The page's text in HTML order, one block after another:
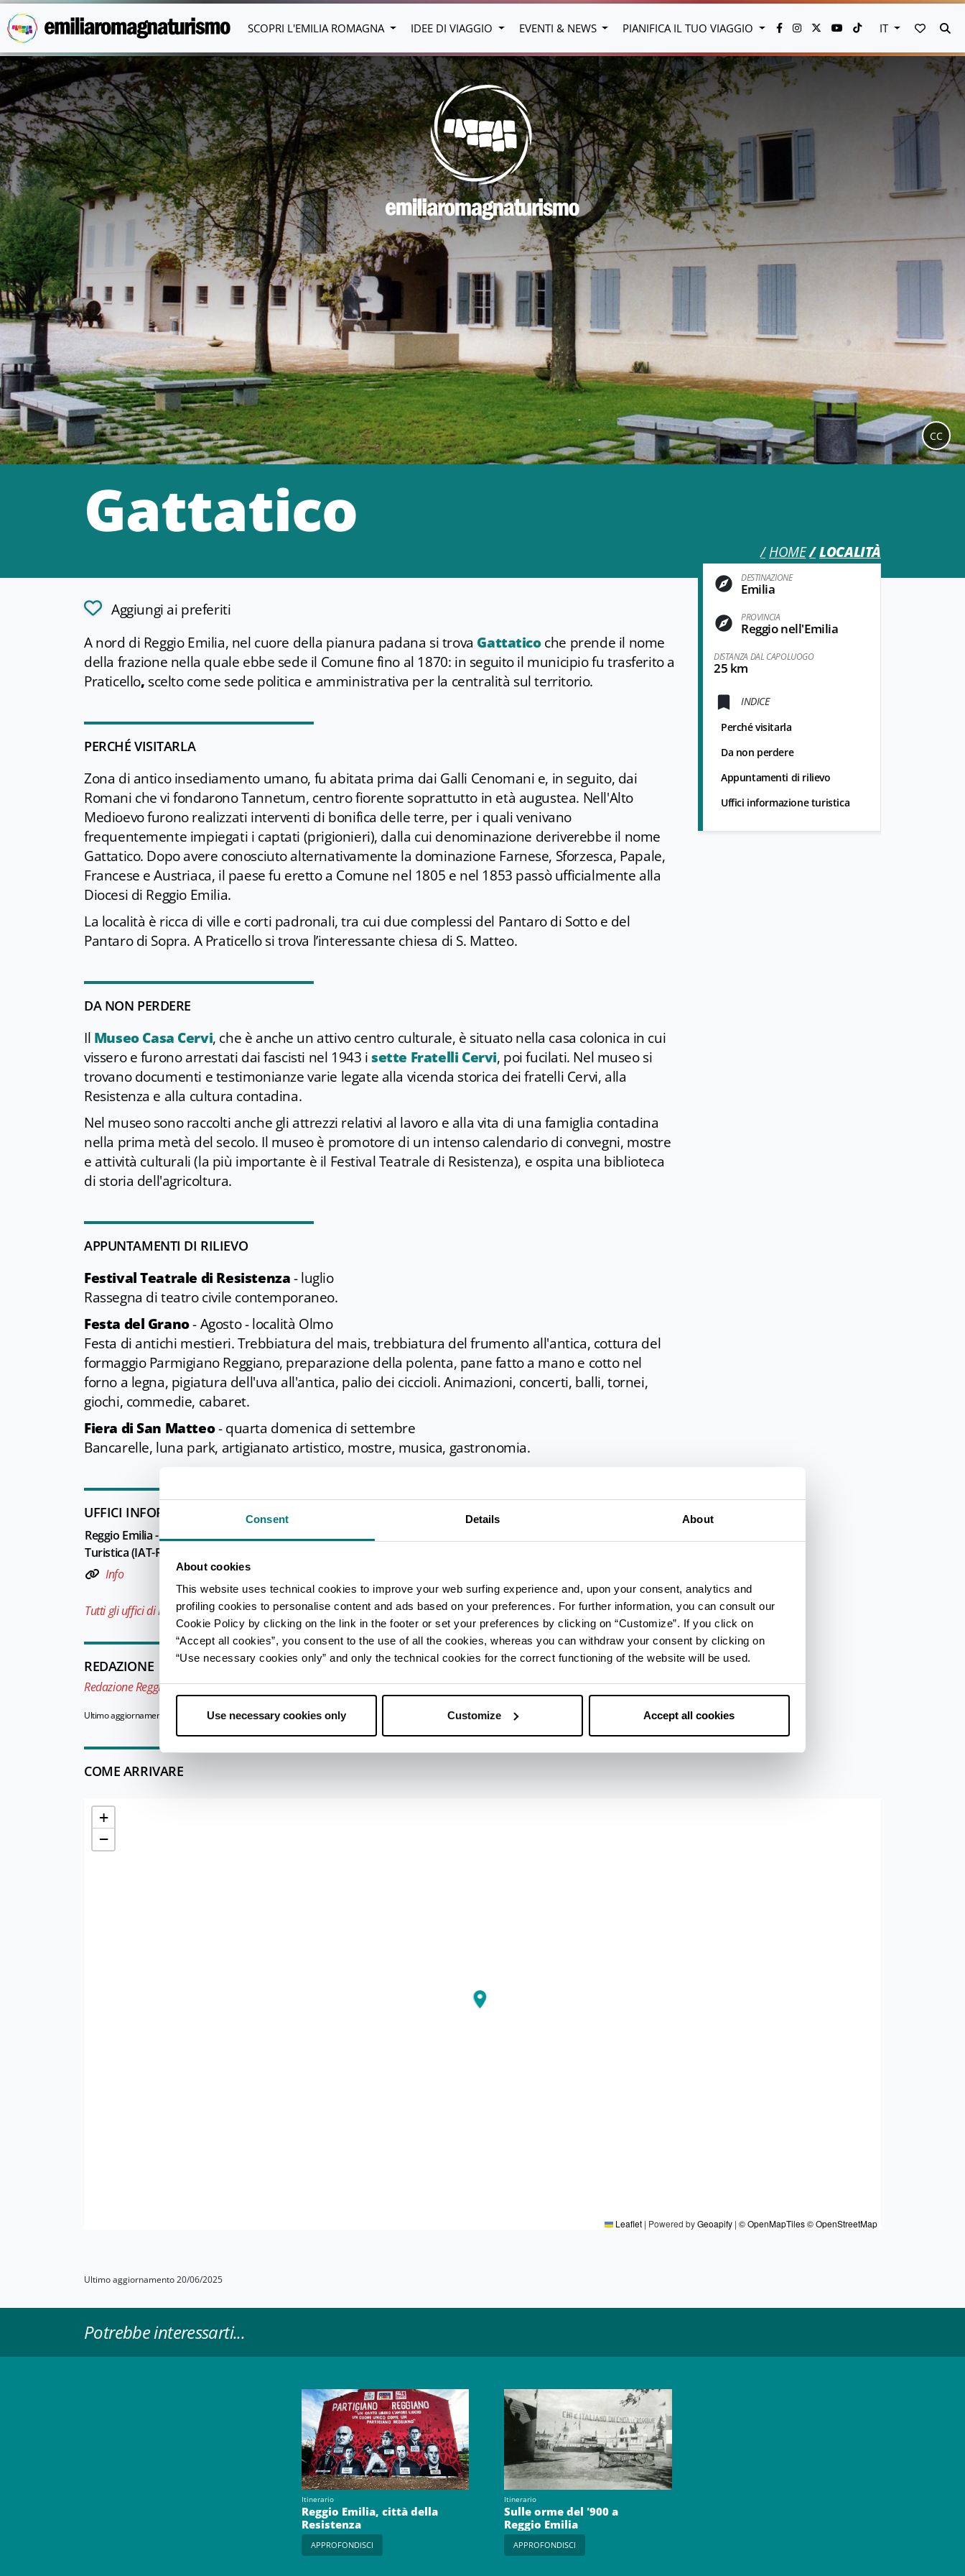
Consent Details About
About cookies
This website uses technical cookies to improve your web surfing experience and, upon your consent, analytics and
profiling cookies to personalise content and ads based on your preferences. For further information, you can consult our
Cookie Policy by clicking on the link in the footer or set your preferences by clicking on “Customize”. If you click on
“Accept all cookies”, you consent to the use of all the cookies, whereas you can withdraw your consent by clicking on
“Use necessary cookies only” and only the technical cookies for the correct functioning of the website will be used.
Use necessary cookies only Customize Accept all cookies
Vai al contenuto principale
SCOPRI L'EMILIA ROMAGNA IDEE DI VIAGGIO EVENTI & NEWS PIANIFICA IL TUO VIAGGIO IT VAI AI
Gattatico
HOME LOCALITÀ
CC
DESTINAZIONE
Emilia
PROVINCIA
Reggio nell'Emilia
DISTANZA DAL CAPOLUOGO
25 km
INDICE
Perché visitarla
Da non perdere
Appuntamenti di rilievo
Uffici informazione turistica
Aggiungi ai preferiti
A nord di Reggio Emilia, nel cuore della pianura padana si trova Gattaticoche prende il nome
della frazione nella quale ebbe sede il Comune fino al 1870: in seguito il municipio fu trasferito a
Praticello, scelto come sede politica e amministrativa per la centralità sul territorio.
PERCHÉ VISITARLA
Zona di antico insediamento umano, fu abitata prima dai Galli Cenomani e, in seguito, dai
Romani che vi fondarono Tannetum, centro fiorente soprattutto in età augustea. Nell'Alto
Medioevo furono realizzati interventi di bonifica delle terre, per i quali venivano
frequentemente impiegati i captati (prigionieri), dalla cui denominazione deriverebbe il nome
Gattatico. Dopo avere conosciuto alternativamente la dominazione Farnese, Sforzesca, Papale,
Francese e Austriaca, il paese fu eretto a Comune nel 1805 e nel 1853 passò ufficialmente alla
Diocesi di Reggio Emilia.
La località è ricca di ville e corti padronali, tra cui due complessi del Pantaro di Sotto e del
Pantaro di Sopra. A Praticello si trova l’interessante chiesa di S. Matteo.
DA NON PERDERE
Il Museo Casa Cervi, che è anche un attivo centro culturale, è situato nella casa colonica in cui
vissero e furono arrestati dai fascisti nel 1943 isette Fratelli Cervi, poi fucilati. Nel museo si
trovano documenti e testimonianze varie legate alla vicenda storica dei fratelli Cervi, alla
Resistenza e alla cultura contadina.
Nel museo sono raccolti anche gli attrezzi relativi al lavoro e alla vita di una famiglia contadina
nella prima metà del secolo. Il museo è promotore di un intenso calendario di convegni, mostre
e attività culturali (la più importante è il Festival Teatrale di Resistenza), e ospita una biblioteca
di storia dell'agricoltura.
APPUNTAMENTI DI RILIEVO
Festival Teatrale di Resistenza- luglio
Rassegna di teatro civile contemporaneo.
Festa del Grano- Agosto - località Olmo
Festa di antichi mestieri. Trebbiatura del mais, trebbiatura del frumento all'antica, cottura del
formaggio Parmigiano Reggiano, preparazione della polenta, pane fatto a mano e cotto nel
forno a legna, pigiatura dell'uva all'antica, palio dei ciccioli. Animazioni, concerti, balli, tornei,
giochi, commedie, cabaret.
Fiera di San Matteo- quarta domenica di settembre
Bancarelle, luna park, artigianato artistico, mostre, musica, gastronomia.
UFFICI INFORMAZIONE TURISTICA
Reggio Emilia - Ufficio Informazioni e Accoglienza
Turistica (IAT-R) - Reggio Emilia Welcome
Info
Tutti gli uffici di informazione turistica della provincia
REDAZIONE
Redazione Reggio Emilia e pianura
Ultimo aggiornamento 20/06/2025
COME ARRIVARE
+
−
Leaflet | Powered byGeoapify | © OpenMapTiles© OpenStreetMap
Ultimo aggiornamento 20/06/2025
Potrebbe interessarti...
Itinerario
Reggio Emilia, città della
Resistenza
APPROFONDISCI
Itinerario
Sulle orme del '900 a
Reggio Emilia
APPROFONDISCI